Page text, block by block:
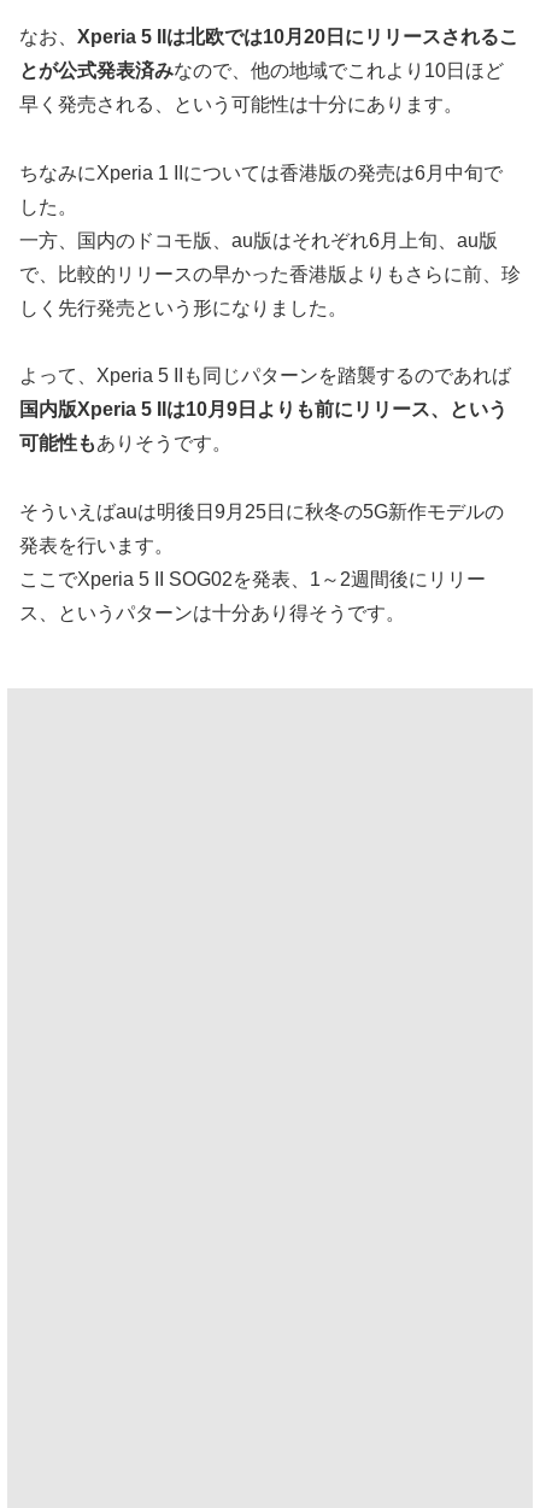
なお、 Xperia 5 IIは北欧では10月20日にリリースされるこ
とが公式発表済みなので、他の地域でこれより10日ほど
早く発売される、という可能性は十分にあります。
ちなみにXperia 1 IIについては香港版の発売は6月中旬で
した。
一方、国内のドコモ版、au版はそれぞれ6月上旬、au版
で、比較的リリースの早かった香港版よりもさらに前、珍
しく先行発売という形になりました。
よって、Xperia 5 IIも同じパターンを踏襲するのであれば
国内版Xperia 5 IIは10月9日よりも前にリリース、という
可能性もありそうです。
そういえばauは明後日9月25日に秋冬の5G新作モデルの
発表を行います。
ここでXperia 5 II SOG02を発表、1～2週間後にリリー
ス、というパターンは十分あり得そうです。